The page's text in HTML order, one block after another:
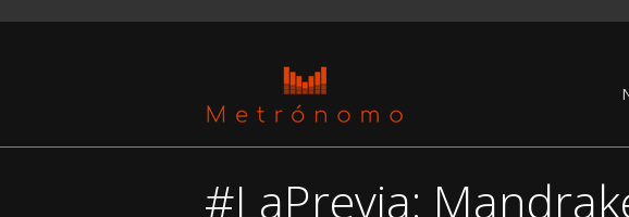
#LaPrevia: